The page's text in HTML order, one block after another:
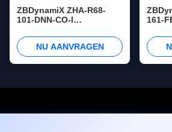
ZBDynamiX ZHA-R68-
101-DNN-CO-I
Harmonische Joint
Actuator 82 Nm Peak
Torque, 101:1
NU AANVRAGEN
161-
350
161:1